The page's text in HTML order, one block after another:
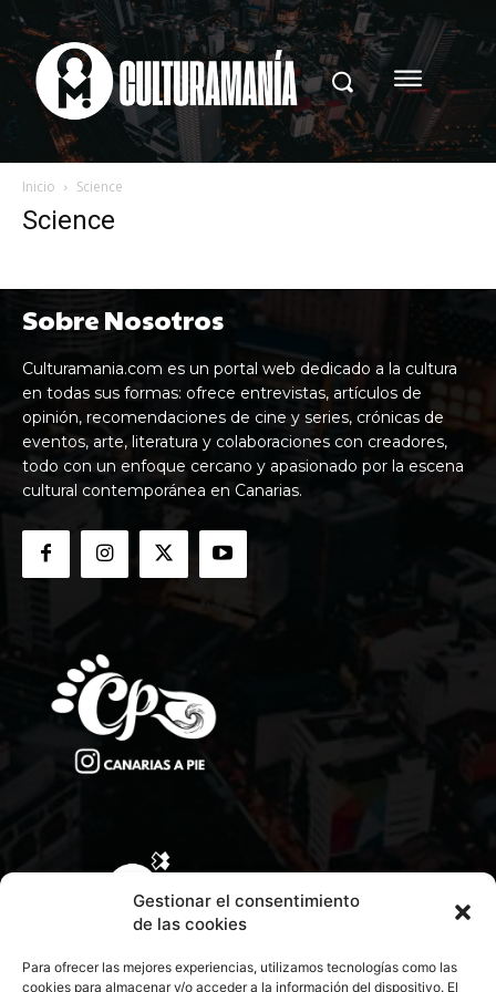
Gestionar el consentimiento
de las cookies
Para ofrecer las mejores experiencias, utilizamos tecnologías como las
cookies para almacenar y/o acceder a la información del dispositivo. El
Inicio Science
Science
Sobre Nosotros
Culturamania.com es un portal web dedicado a la cultura
en todas sus formas: ofrece entrevistas, artículos de
opinión, recomendaciones de cine y series, crónicas de
eventos, arte, literatura y colaboraciones con creadores,
todo con un enfoque cercano y apasionado por la escena
cultural contemporánea en Canarias.